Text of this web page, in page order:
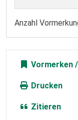
Anzahl
Vormerken
Drucken
Zitieren